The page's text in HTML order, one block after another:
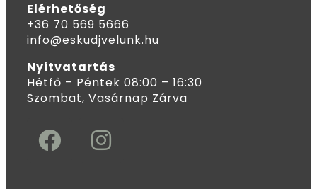
Elérhetőség
+36 70 569 5666
info@eskudjvelunk.hu
Nyitvatartás
Hétfő – Péntek 08:00 – 16:30
Szombat, Vasárnap Zárva